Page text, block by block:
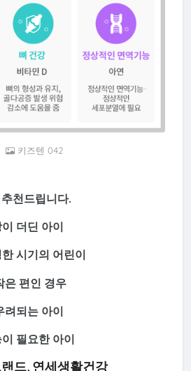
키즈텐 042
천드립니다.
더딘 아이
시기의 어린이
은 편인 경우
려되는 아이
필요한 아이
드, 연세생활건강